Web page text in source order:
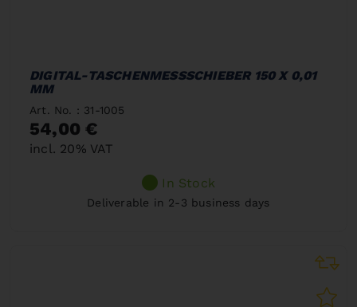
DIGITAL-TASCHENMESSSCHIEBER 150 X 0,01
MM
Art. No. : 31-1005
54,00 €
incl. 20% VAT
In Stock
Deliverable in 2-3 business days